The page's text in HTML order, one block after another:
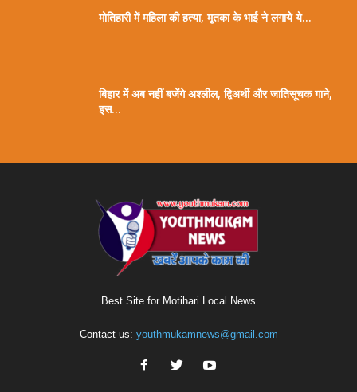
मोतिहारी में महिला की हत्या, मृतका के भाई ने लगाये ये...
बिहार में अब नहीं बजेंगे अश्लील, द्विअर्थी और जातिसूचक गाने,
इस...
Best Site for Motihari Local News
Contact us: youthmukamnews@gmail.com